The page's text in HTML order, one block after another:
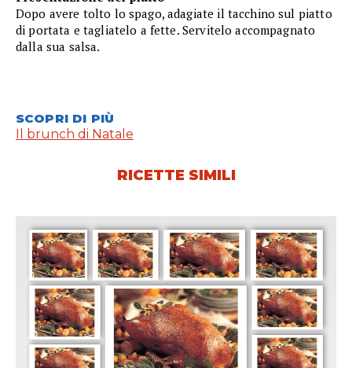
Dopo avere tolto lo spago, adagiate il tacchino sul piatto
di portata e tagliatelo a fette. Servitelo accompagnato
dalla sua salsa.
SCOPRI DI PIÙ
Il brunch di Natale
RICETTE SIMILI